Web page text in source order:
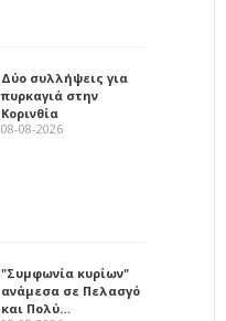
Δύο συλλήψεις για
πυρκαγιά στην
Κορινθία
08-08-2026
"Συμφωνία κυρίων"
ανάμεσα σε Πελασγό
και Πολύ…